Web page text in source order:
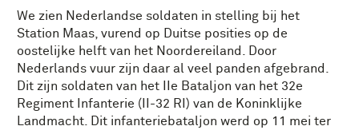
We zien Nederlandse soldaten in stelling bij het
Station Maas, vurend op Duitse posities op de
oostelijke helft van het Noordereiland. Door
Nederlands vuur zijn daar al veel panden afgebrand.
Dit zijn soldaten van het IIe Bataljon van het 32e
Regiment Infanterie (II-32 RI) van de Koninklijke
Landmacht. Dit infanteriebataljon werd op 11 mei ter